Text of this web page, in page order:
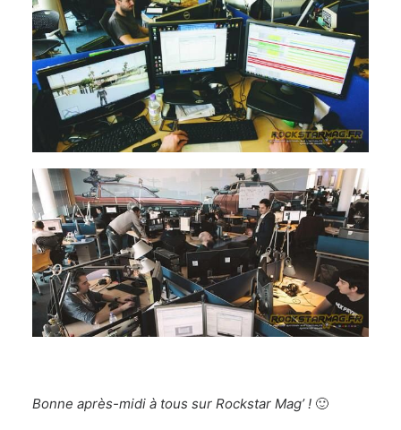
Bonne après-midi à tous sur Rockstar Mag’ ! 🙂